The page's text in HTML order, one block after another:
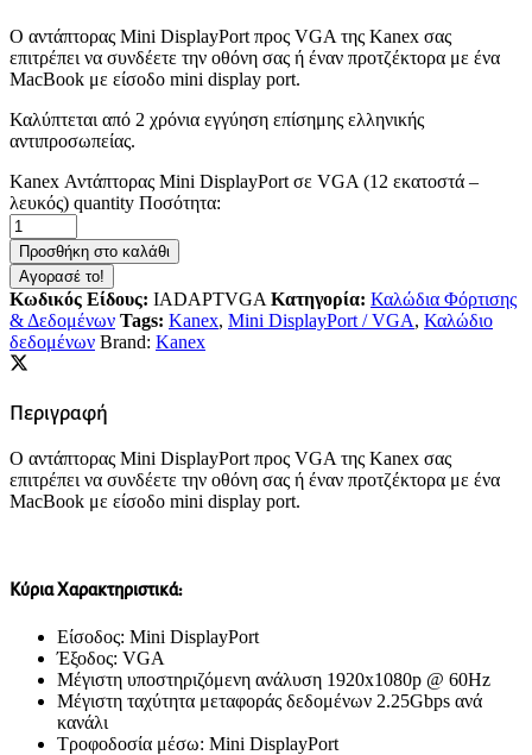
Ο αντάπτορας Mini DisplayPort προς VGA της Kanex σας
επιτρέπει να συνδέετε την οθόνη σας ή έναν προτζέκτορα με ένα
MacBook με είσοδο mini display port.
Καλύπτεται από 2 χρόνια εγγύηση επίσημης ελληνικής
αντιπροσωπείας.
Kanex Αντάπτορας Mini DisplayPort σε VGA (12 εκατοστά –
λευκός) quantity Ποσότητα:
Προσθήκη στο καλάθι
Αγορασέ το!
Κωδικός Είδους: IADAPTVGA Κατηγορία: Καλώδια Φόρτισης
& Δεδομένων Tags: Kanex, Mini DisplayPort / VGA, Καλώδιο
δεδομένων Brand: Kanex
Περιγραφή
Ο αντάπτορας Mini DisplayPort προς VGA της Kanex σας
επιτρέπει να συνδέετε την οθόνη σας ή έναν προτζέκτορα με ένα
MacBook με είσοδο mini display port.
Κύρια Χαρακτηριστικά:
Είσοδος: Mini DisplayPort
Έξοδος: VGA
Μέγιστη υποστηριζόμενη ανάλυση 1920x1080p @ 60Hz
Μέγιστη ταχύτητα μεταφοράς δεδομένων 2.25Gbps ανά
κανάλι
Τροφοδοσία μέσω: Mini DisplayPort